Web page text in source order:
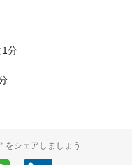
1分
をシェアしましょう